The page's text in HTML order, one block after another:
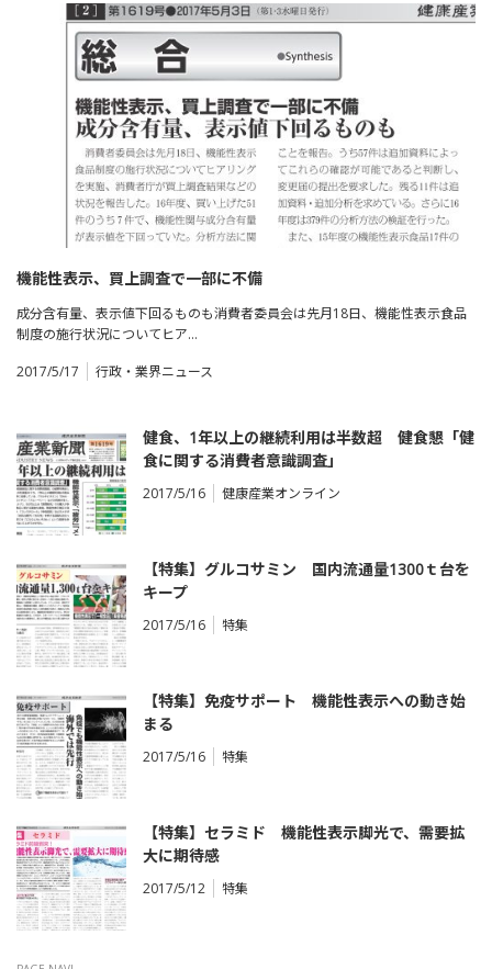
機能性表示、買上調査で一部に不備
成分含有量、表示値下回るものも消費者委員会は先月18日、機能性表示食品
制度の施行状況についてヒア…
2017/5/17
行政・業界ニュース
健食、1年以上の継続利用は半数超 健食懇「健
食に関する消費者意識調査」
2017/5/16 健康産業オンライン
【特集】グルコサミン 国内流通量1300ｔ台を
キープ
2017/5/16 特集
【特集】免疫サポート 機能性表示への動き始
まる
2017/5/16 特集
【特集】セラミド 機能性表示脚光で、需要拡
大に期待感
2017/5/12 特集